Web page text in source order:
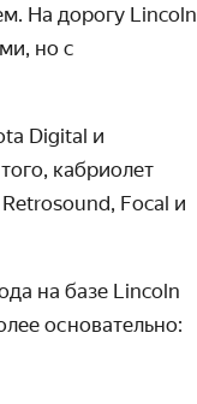
На дорогу Lincoln
но с
Digital и
кабриолет
Focal и
на базе Lincoln
основательно: